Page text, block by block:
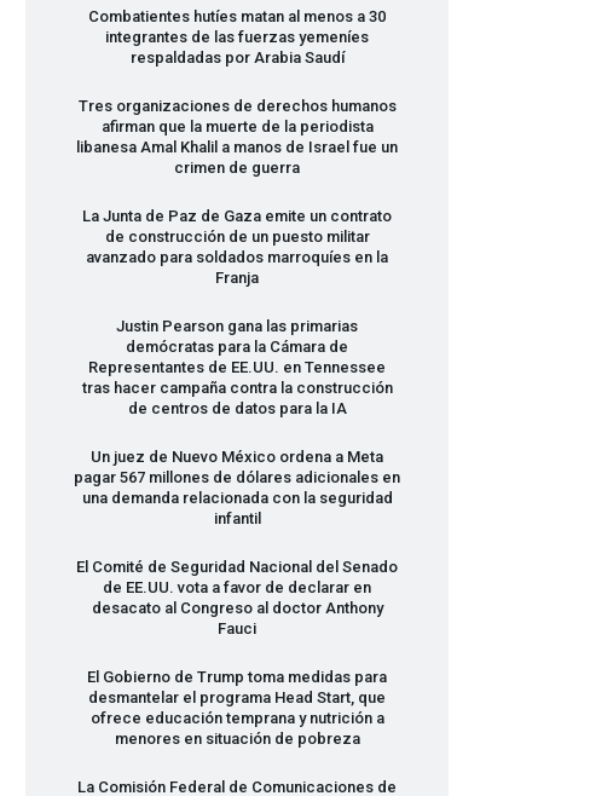
Combatientes hutíes matan al menos a 30
integrantes de las fuerzas yemeníes
respaldadas por Arabia Saudí
Tres organizaciones de derechos humanos
afirman que la muerte de la periodista
libanesa Amal Khalil a manos de Israel fue un
crimen de guerra
La Junta de Paz de Gaza emite un contrato
de construcción de un puesto militar
avanzado para soldados marroquíes en la
Franja
Justin Pearson gana las primarias
demócratas para la Cámara de
Representantes de EE.UU. en Tennessee
tras hacer campaña contra la construcción
de centros de datos para la IA
Un juez de Nuevo México ordena a Meta
pagar 567 millones de dólares adicionales en
una demanda relacionada con la seguridad
infantil
El Comité de Seguridad Nacional del Senado
de EE.UU. vota a favor de declarar en
desacato al Congreso al doctor Anthony
Fauci
El Gobierno de Trump toma medidas para
desmantelar el programa Head Start, que
ofrece educación temprana y nutrición a
menores en situación de pobreza
La Comisión Federal de Comunicaciones de